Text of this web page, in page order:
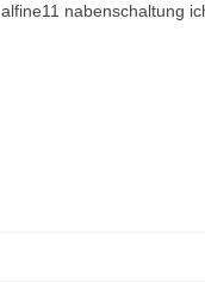
nabenschaltung